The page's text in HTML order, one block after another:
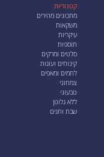
קטגוריות
מתכונים מהירים
משקאות
עיקריות
תוספות
סלטים ומרקים
קינוחים ועוגות
לחמים ומאפים
צמחוני
טבעוני
ללא גלוטן
שבת וחגים